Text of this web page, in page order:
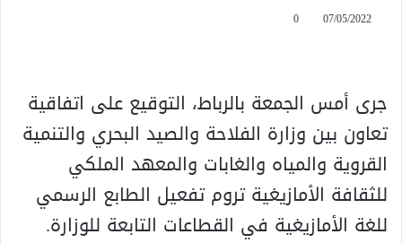
07/05/2022
0
جرى أمس الجمعة بالرباط، التوقيع على اتفاقية
تعاون بين وزارة الفلاحة والصيد البحري والتنمية
القروية والمياه والغابات والمعهد الملكي
للثقافة الأمازيغية تروم تفعيل الطابع الرسمي
للغة الأمازيغية في القطاعات التابعة للوزارة.